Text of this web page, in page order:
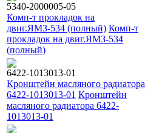
5340-2000005-05
Комп-т прокладок на
двиг.ЯМЗ-534 (полный) Комп-т
прокладок на двиг.ЯМЗ-534
(полный)
6422-1013013-01
Кронштейн масляного радиатора
6422-1013013-01 Кронштейн
масляного радиатора 6422-
1013013-01